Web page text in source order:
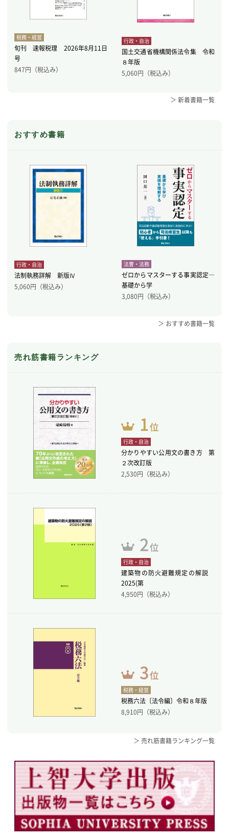
税務・経営
旬刊 速報税理 2026年8月11日
号
847円（税込み）
行政・自治
国土交通省機構関係法令集 令和
８年版
5,060円（税込み）
＞ 新着書籍一覧
おすすめ書籍
行政・自治
法制執務詳解 新版Ⅳ
5,060円（税込み）
法曹・法務
ゼロからマスターする事実認定―
基礎から学
3,080円（税込み）
＞ おすすめ書籍一覧
売れ筋書籍ランキング
行政・自治
分かりやすい公用文の書き方 第
２次改訂版
2,530円（税込み）
行政・自治
建築物の防火避難規定の解説
2025(第
4,950円（税込み）
税務・経営
税務六法〔法令編〕令和８年版
8,910円（税込み）
＞ 売れ筋書籍ランキング一覧